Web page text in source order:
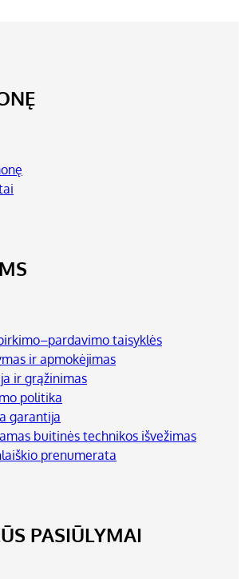
taisyklės
ir apmokėjimas
ir grąžinimas
politika
garantija
buitinės technikos išvežimas
prenumerata
PASIŪLYMAI